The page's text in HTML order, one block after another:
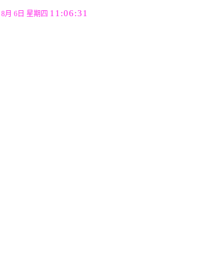
月 6日 星期四 11:06:32